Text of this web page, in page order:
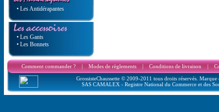
• Les Antidérapantes
• Les Gants
• Les Bonnets
Comment commander ?| Modes de règlements| Conditions de livraison |
GrossisteChaussette © 2009-2011 tous droits réservés.
SAS CAMALEX - Registre National du Commerce et des